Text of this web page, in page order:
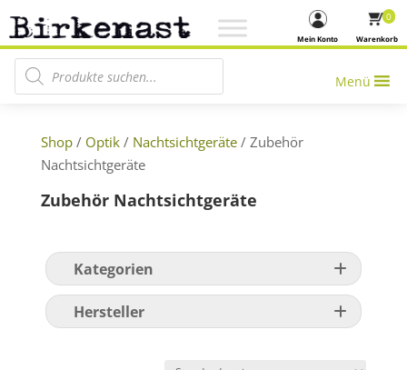
Warenkorb
0
Mein Konto
Products search
Menü
Shop/ Optik/ Nachtsichtgeräte/ Zubehör
Nachtsichtgeräte
Zubehör Nachtsichtgeräte
Kategorien
Hersteller